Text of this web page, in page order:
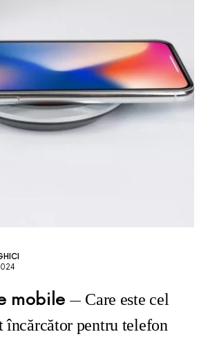
mobile
Care este cel
pentru telefon